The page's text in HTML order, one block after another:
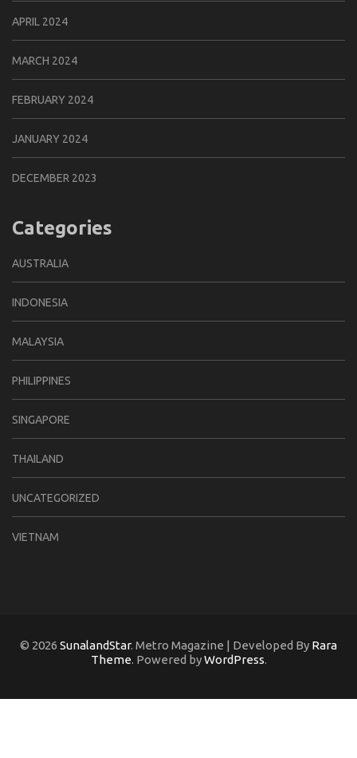
APRIL 2024
MARCH 2024
FEBRUARY 2024
JANUARY 2024
DECEMBER 2023
Categories
AUSTRALIA
INDONESIA
MALAYSIA
PHILIPPINES
SINGAPORE
THAILAND
UNCATEGORIZED
VIETNAM
© 2026 SunalandStar. Metro Magazine | Developed By Rara
Theme. Powered byWordPress.